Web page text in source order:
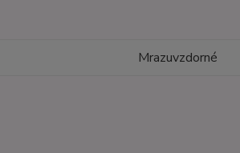
Mrazuvzdorné